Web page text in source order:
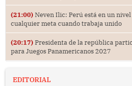
(21:00) Neven Ilic: Perú está en un
cualquier meta cuando trabaja unido
(20:17) Presidenta de la república
para Juegos Panamericanos 2027
EDITORIAL